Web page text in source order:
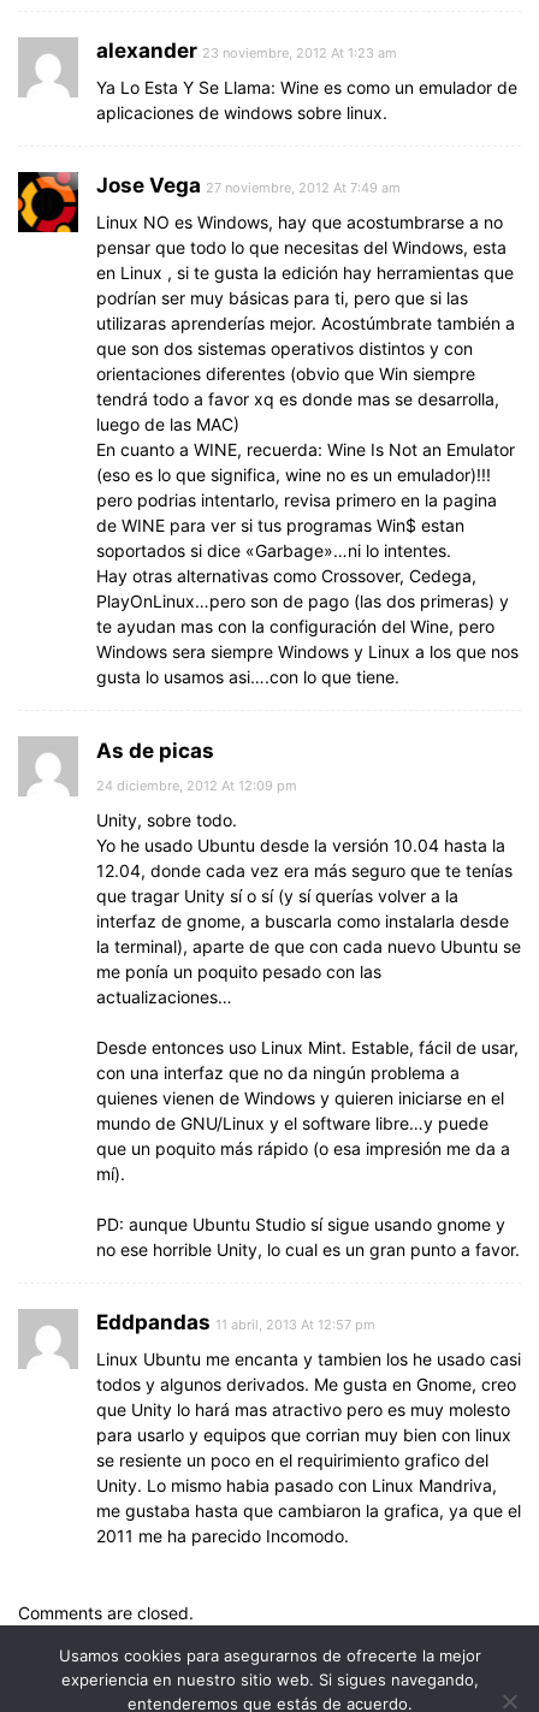
alexander 23 noviembre, 2012 At 1:23 am
Ya Lo Esta Y Se Llama: Wine es como un emulador de
aplicaciones de windows sobre linux.
Jose Vega 27 noviembre, 2012 At 7:49 am
Linux NO es Windows, hay que acostumbrarse a no
pensar que todo lo que necesitas del Windows, esta
en Linux , si te gusta la edición hay herramientas que
podrían ser muy básicas para ti, pero que si las
utilizaras aprenderías mejor. Acostúmbrate también a
que son dos sistemas operativos distintos y con
orientaciones diferentes (obvio que Win siempre
tendrá todo a favor xq es donde mas se desarrolla,
luego de las MAC)
En cuanto a WINE, recuerda: Wine Is Not an Emulator
(eso es lo que significa, wine no es un emulador)!!!
pero podrias intentarlo, revisa primero en la pagina
de WINE para ver si tus programas Win$ estan
soportados si dice «Garbage»…ni lo intentes.
Hay otras alternativas como Crossover, Cedega,
PlayOnLinux…pero son de pago (las dos primeras) y
te ayudan mas con la configuración del Wine, pero
Windows sera siempre Windows y Linux a los que nos
gusta lo usamos asi….con lo que tiene.
As de picas
24 diciembre, 2012 At 12:09 pm
Unity, sobre todo.
Yo he usado Ubuntu desde la versión 10.04 hasta la
12.04, donde cada vez era más seguro que te tenías
que tragar Unity sí o sí (y sí querías volver a la
interfaz de gnome, a buscarla como instalarla desde
la terminal), aparte de que con cada nuevo Ubuntu se
me ponía un poquito pesado con las
actualizaciones…
Desde entonces uso Linux Mint. Estable, fácil de usar,
con una interfaz que no da ningún problema a
quienes vienen de Windows y quieren iniciarse en el
mundo de GNU/Linux y el software libre…y puede
que un poquito más rápido (o esa impresión me da a
mí).
PD: aunque Ubuntu Studio sí sigue usando gnome y
no ese horrible Unity, lo cual es un gran punto a favor.
Eddpandas 11 abril, 2013 At 12:57 pm
Linux Ubuntu me encanta y tambien los he usado casi
todos y algunos derivados. Me gusta en Gnome, creo
que Unity lo hará mas atractivo pero es muy molesto
para usarlo y equipos que corrian muy bien con linux
se resiente un poco en el requirimiento grafico del
Unity. Lo mismo habia pasado con Linux Mandriva,
me gustaba hasta que cambiaron la grafica, ya que el
2011 me ha parecido Incomodo.
Comments are closed.
Usamos cookies para asegurarnos de ofrecerte la mejor
experiencia en nuestro sitio web. Si sigues navegando,
entenderemos que estás de acuerdo.